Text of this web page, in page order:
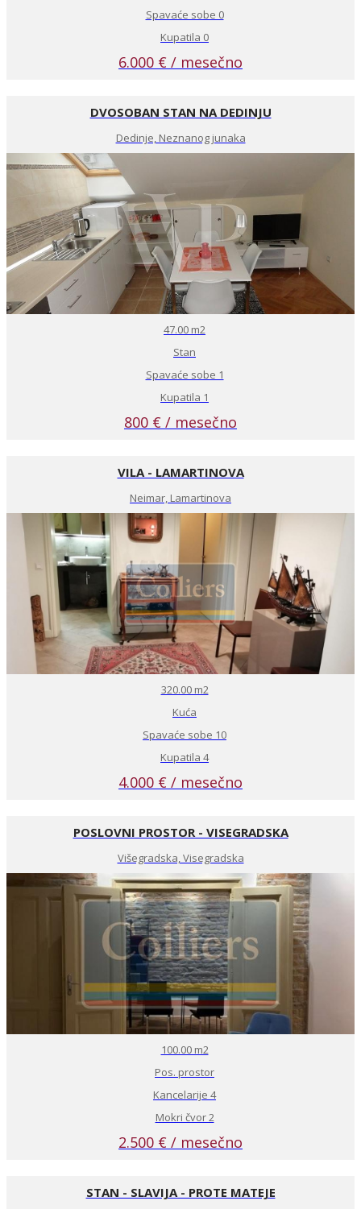
Spavaće sobe 0
Kupatila 0
6.000 € / mesečno
DVOSOBAN STAN NA DEDINJU
Dedinje, Neznanog junaka
47.00 m2
Stan
Spavaće sobe 1
Kupatila 1
800 € / mesečno
VILA - LAMARTINOVA
Neimar, Lamartinova
320.00 m2
Kuća
Spavaće sobe 10
Kupatila 4
4.000 € / mesečno
POSLOVNI PROSTOR - VISEGRADSKA
Višegradska, Visegradska
100.00 m2
Pos. prostor
Kancelarije 4
Mokri čvor 2
2.500 € / mesečno
STAN - SLAVIJA - PROTE MATEJE